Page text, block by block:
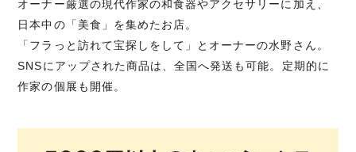
オーナー厳選の現代作家の和食器やアクセサリーに加え、
日本中の「美食」を集めたお店。
「フラっと訪れて宝探しをして」とオーナーの水野さん。
SNSにアップされた商品は、全国へ発送も可能。定期的に
作家の個展も開催。